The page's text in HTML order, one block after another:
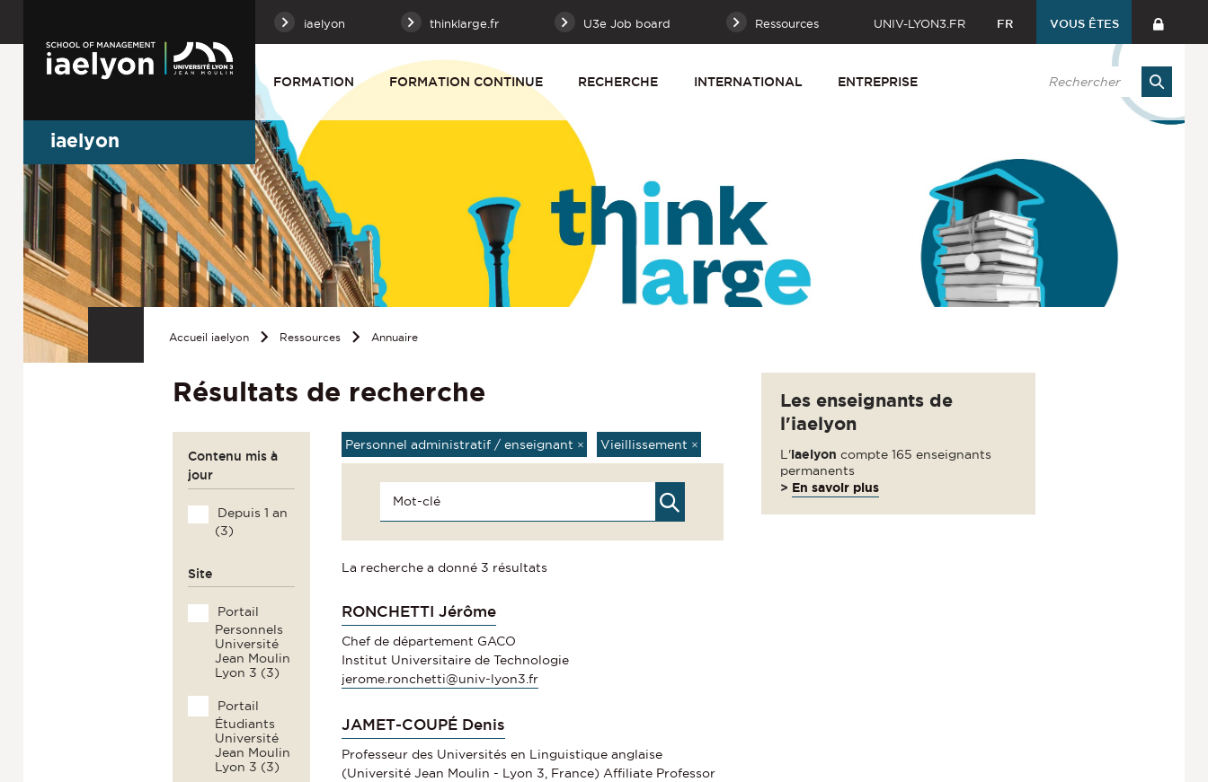
iaelyon thinklarge.fr U3e Job board Ressources UNIV-LYON3.FR FR VOUS ÊTES
FORMATION FORMATION CONTINUE RECHERCHE INTERNATIONAL ENTREPRISE
iaelyon
Accueil iaelyon Ressources Annuaire
Résultats de recherche
Contenu mis à
jour
Depuis 1 an
(3)
Site
Portail
Personnels
Université
Jean Moulin
Lyon 3 (3)
Portail
Étudiants
Université
Jean Moulin
Lyon 3 (3)
Personnel administratif / enseignant × Vieillissement ×
La recherche a donné 3 résultats
RONCHETTI Jérôme
Chef de département GACO
Institut Universitaire de Technologie
jerome.ronchetti@univ-lyon3.fr
JAMET-COUPÉ Denis
Professeur des Universités en Linguistique anglaise
(Université Jean Moulin - Lyon 3, France) Affiliate Professor
Les enseignants de
l'iaelyon
L'iaelyon compte 165 enseignants
permanents
> En savoir plus